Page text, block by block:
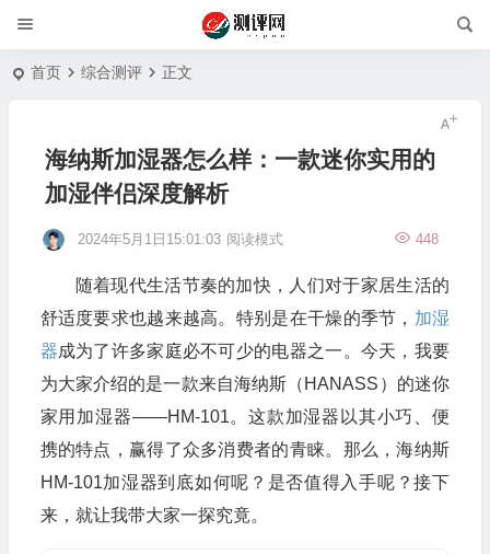
首页 综合测评 正文
海纳斯加湿器怎么样：一款迷你实用的
加湿伴侣深度解析
2024年5月1日15:01:03 448
阅读模式
随着现代生活节奏的加快，人们对于家居生活的
舒适度要求也越来越高。特别是在干燥的季节， 加湿
器成为了许多家庭必不可少的电器之一。今天，我要
为大家介绍的是一款来自海纳斯（HANASS）的迷你
家用加湿器——HM-101。这款加湿器以其小巧、便
携的特点，赢得了众多消费者的青睐。那么，海纳斯
HM-101加湿器到底如何呢？是否值得入手呢？接下
来，就让我带大家一探究竟。